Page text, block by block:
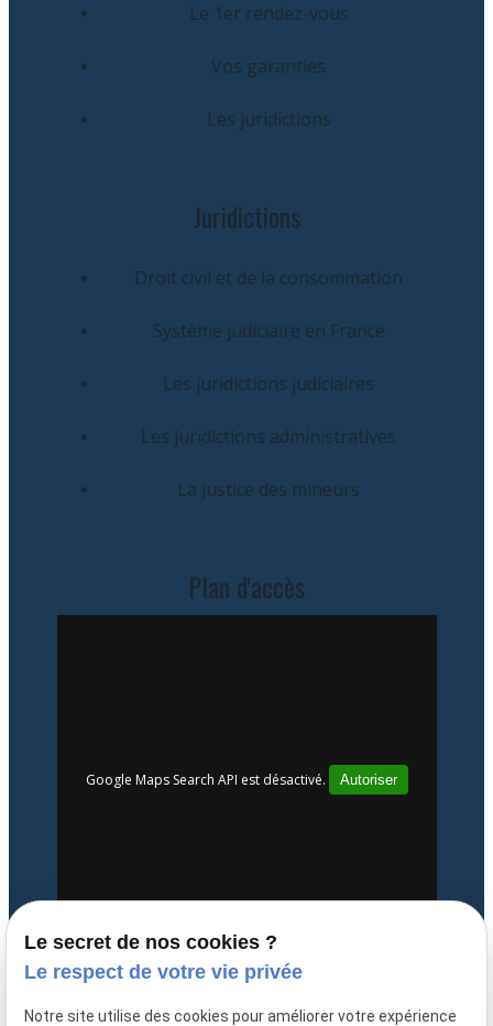
Plan d'accès
Google Maps Search API est désactivé. Autoriser
Le 1er rendez-vous
Vos garanties
Les juridictions
Juridictions
Droit civil et de la consommation
Système judiciaire en France
Les juridictions judiciaires
Les juridictions administratives
La justice des mineurs
Le secret de nos cookies ?
Le respect de votre vie privée
Notre site utilise des cookies pour améliorer votre expérience